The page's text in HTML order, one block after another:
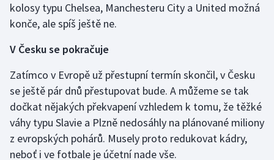
kolosy typu Chelsea, Manchesteru City a United možná
konče, ale spíš ještě ne.
V Česku se pokračuje
Zatímco v Evropě už přestupní termín skončil, v Česku
se ještě pár dnů přestupovat bude. A můžeme se tak
dočkat nějakých překvapení vzhledem k tomu, že těžké
váhy typu Slavie a Plzně nedosáhly na plánované miliony
z evropských pohárů. Musely proto redukovat kádry,
neboť i ve fotbale je účetní nade vše.